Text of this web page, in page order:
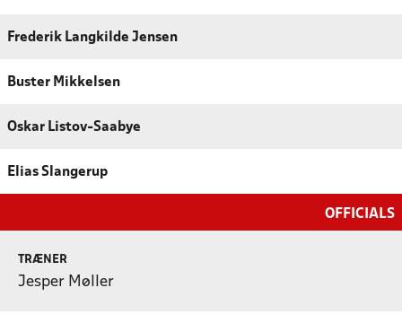
Frederik Langkilde Jensen
Buster Mikkelsen
Oskar Listov-Saabye
Elias Slangerup
OFFICIALS
TRÆNER
Jesper Møller